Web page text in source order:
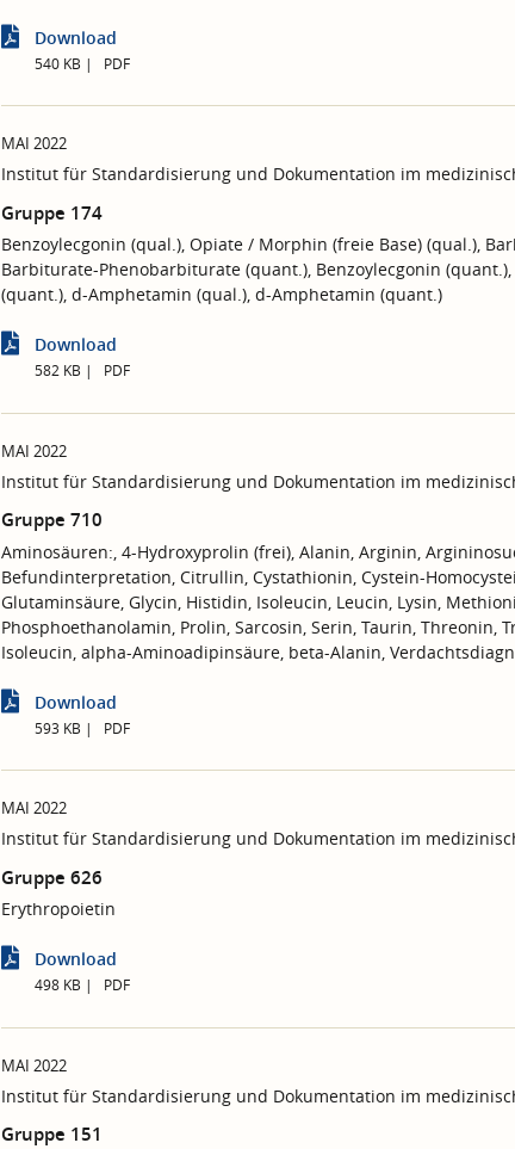
Download
540 KB PDF
MAI 2022
Institut für Standardisierung und Dokumentation im
Gruppe 174
Benzoylecgonin (qual.), Opiate / Morphin (freie Base) (qual.),
Barbiturate-Phenobarbiturate (quant.), Benzoylecgonin
(quant.), d-Amphetamin (qual.), d-Amphetamin (quant.)
Download
582 KB PDF
MAI 2022
Institut für Standardisierung und Dokumentation im
Gruppe 710
Aminosäuren:, 4-Hydroxyprolin (frei), Alanin, Arginin,
Befundinterpretation, Citrullin, Cystathionin, Cystein-
Glutaminsäure, Glycin, Histidin, Isoleucin, Leucin, Lysin,
Phosphoethanolamin, Prolin, Sarcosin, Serin, Taurin, Threonin,
Isoleucin, alpha-Aminoadipinsäure, beta-Alanin,
Download
593 KB PDF
MAI 2022
Institut für Standardisierung und Dokumentation im
Gruppe 626
Erythropoietin
Download
498 KB PDF
MAI 2022
Institut für Standardisierung und Dokumentation im
Gruppe 151